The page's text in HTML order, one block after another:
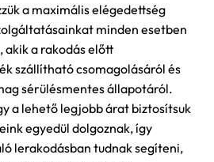
a maximális elégedettség
minden esetben
akik a rakodás előtt
szállítható csomagolásáról és
sérülésmentes állapotáról.
a lehető legjobb árat biztosítsuk
egyedül dolgoznak, így
lerakodásban tudnak segíteni,